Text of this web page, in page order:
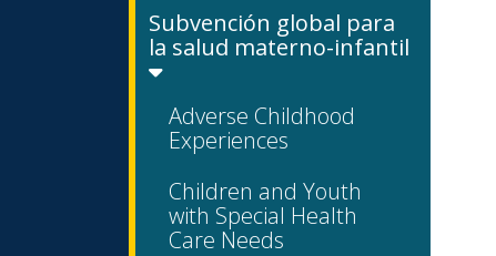
Subvención global para
la salud materno-infantil
Adverse Childhood
Experiences
Children and Youth
with Special Health
Care Needs